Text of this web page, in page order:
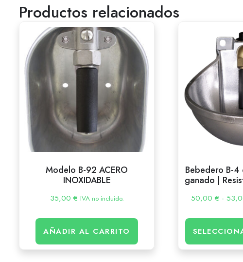
Productos relacionados
Modelo B-92 ACERO
INOXIDABLE
35,00 € IVA no incluido.
AÑADIR AL CARRITO
Bebedero B-4
ganado |
50,00€ -